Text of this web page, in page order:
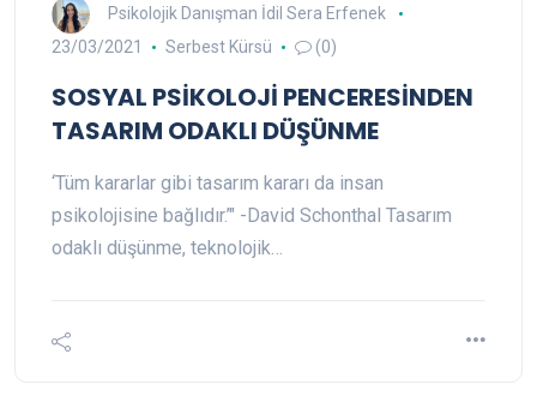
Psikolojik Danışman İdil Sera Erfenek
23/03/2021
Serbest Kürsü (0)
SOSYAL PSİKOLOJİ PENCERESİNDEN
TASARIM ODAKLI DÜŞÜNME
‘Tüm kararlar gibi tasarım kararı da insan
psikolojisine bağlıdır.’" -David Schonthal Tasarım
odaklı düşünme, teknolojik…